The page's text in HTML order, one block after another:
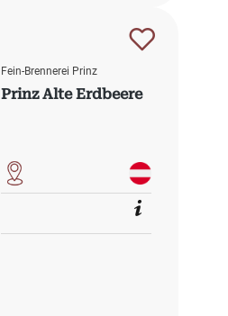
Fein-Brennerei Prinz
Prinz Alte Erdbeere